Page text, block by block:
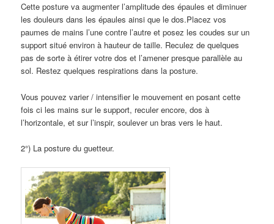
Cette posture va augmenter l’amplitude des épaules et diminuer
les douleurs dans les épaules ainsi que le dos.Placez vos
paumes de mains l’une contre l’autre et posez les coudes sur un
support situé environ à hauteur de taille. Reculez de quelques
pas de sorte à étirer votre dos et l’amener presque parallèle au
sol. Restez quelques respirations dans la posture.
Vous pouvez varier / intensifier le mouvement en posant cette
fois ci les mains sur le support, reculer encore, dos à
l’horizontale, et sur l’inspir, soulever un bras vers le haut.
2°) La posture du guetteur.